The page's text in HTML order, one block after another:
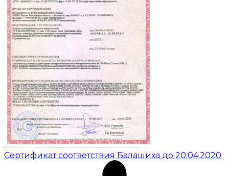
Сертификат соответствия Балашиха до 20.04.2020